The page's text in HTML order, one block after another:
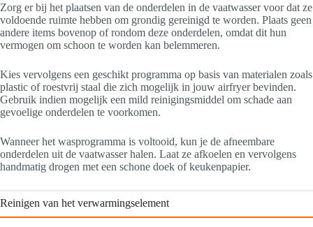
Zorg er bij het plaatsen van de onderdelen in de vaatwasser voor dat ze
voldoende ruimte hebben om grondig gereinigd te worden. Plaats geen
andere items bovenop of rondom deze onderdelen, omdat dit hun
vermogen om schoon te worden kan belemmeren.
Kies vervolgens een geschikt programma op basis van materialen zoals
plastic of roestvrij staal die zich mogelijk in jouw airfryer bevinden.
Gebruik indien mogelijk een mild reinigingsmiddel om schade aan
gevoelige onderdelen te voorkomen.
Wanneer het wasprogramma is voltooid, kun je de afneembare
onderdelen uit de vaatwasser halen. Laat ze afkoelen en vervolgens
handmatig drogen met een schone doek of keukenpapier.
Reinigen van het verwarmingselement